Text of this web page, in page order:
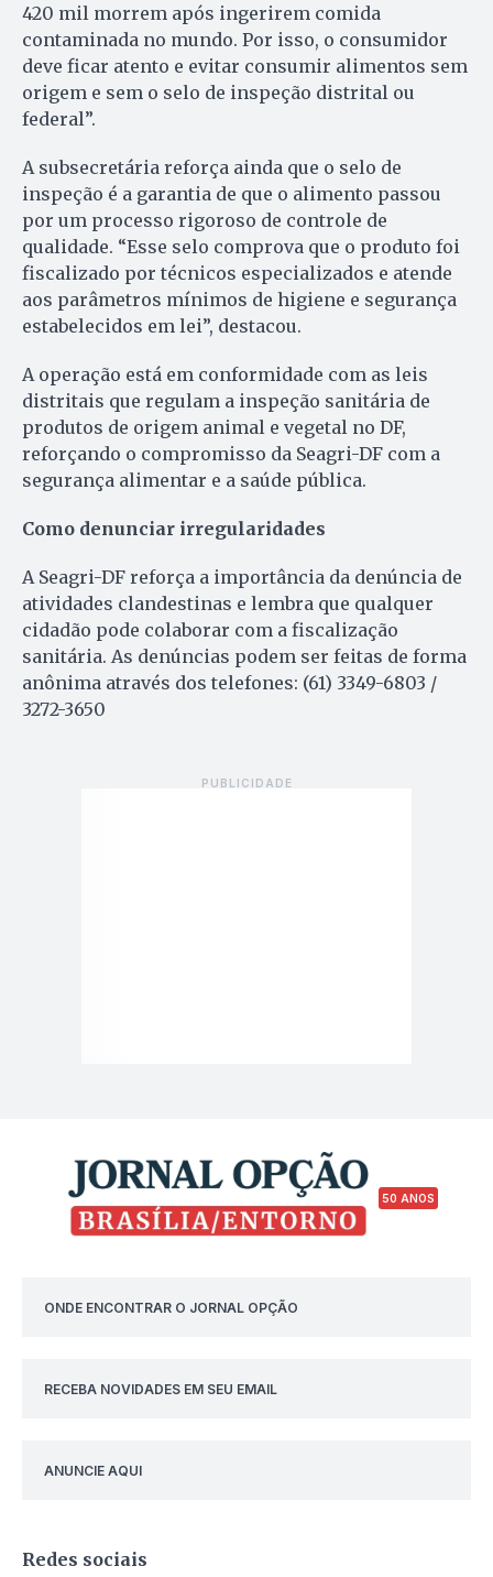
420 mil morrem após ingerirem comida
contaminada no mundo. Por isso, o consumidor
deve ficar atento e evitar consumir alimentos sem
origem e sem o selo de inspeção distrital ou
federal”.
A subsecretária reforça ainda que o selo de
inspeção é a garantia de que o alimento passou
por um processo rigoroso de controle de
qualidade. “Esse selo comprova que o produto foi
fiscalizado por técnicos especializados e atende
aos parâmetros mínimos de higiene e segurança
estabelecidos em lei”, destacou.
A operação está em conformidade com as leis
distritais que regulam a inspeção sanitária de
produtos de origem animal e vegetal no DF,
reforçando o compromisso da Seagri-DF com a
segurança alimentar e a saúde pública.
Como denunciar irregularidades
A Seagri-DF reforça a importância da denúncia de
atividades clandestinas e lembra que qualquer
cidadão pode colaborar com a fiscalização
sanitária. As denúncias podem ser feitas de forma
anônima através dos telefones: (61) 3349-6803 /
3272-3650
50 ANOS
ONDE ENCONTRAR O JORNAL OPÇÃO
RECEBA NOVIDADES EM SEU EMAIL
ANUNCIE AQUI
Redes sociais